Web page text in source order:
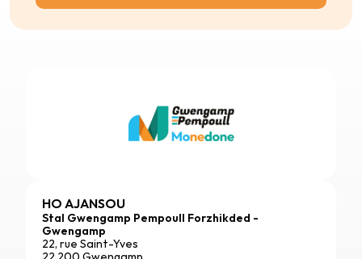
HO AJANSOU
Stal Gwengamp Pempoull Forzhikded -
Gwengamp
22, rue Saint-Yves